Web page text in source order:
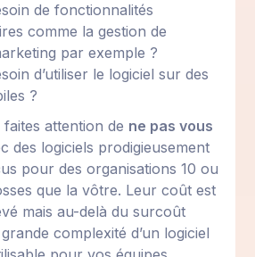
de fonctionnalités
comme la gestion de
par exemple ?
d’utiliser le logiciel sur des
?
faites attention de ne pas vous
des logiciels prodigieusement
pour des organisations 10 ou
que la vôtre. Leur coût est
mais au-delà du surcoût
complexité d’un logiciel